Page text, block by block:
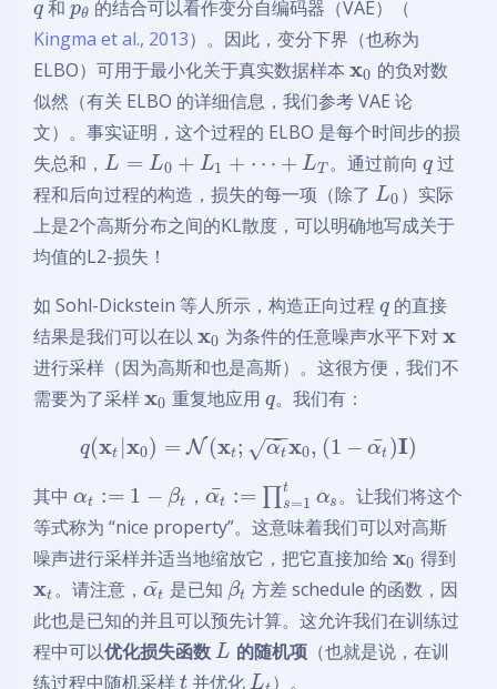
q和 pθ 的结合可以看作变分自编码器（VAE）（
Kingma et al., 2013）。因此，变分下界（也称为
ELBO）可用于最小化关于真实数据样本 x0 的负对数
似然（有关 ELBO 的详细信息，我们参考 VAE 论
文）。事实证明，这个过程的 ELBO 是每个时间步的损
失总和， L = L0 + L1 + ⋯ + LT 。通过前向q 过
程和后向过程的构造，损失的每一项（除了 L0 ）实际
上是2个高斯分布之间的KL散度，可以明确地写成关于
均值的L2-损失！
如 Sohl-Dickstein 等人所示，构造正向过程 q的直接
结果是我们可以在以 x0 为条件的任意噪声水平下对x
进行采样（因为高斯和也是高斯）。这很方便，我们不
需要为了采样x0 重复地应用 q。我们有：
q(xt |x0) = N (xt; αt
¯
−−
√ x0, (1 − αt
¯ )I)
其中 αt := 1 − βt ，αt
¯ := ∏t
s=1 αs 。让我们将这个
等式称为 “nice property”。这意味着我们可以对高斯
噪声进行采样并适当地缩放它，把它直接加给 x0 得到
xt 。请注意，αt
¯ 是已知 βt 方差 schedule 的函数，因
此也是已知的并且可以预先计算。这允许我们在训练过
程中可以优化损失函数 L 的随机项（也就是说，在训
练过程中随机采样 t 并优化L ）。